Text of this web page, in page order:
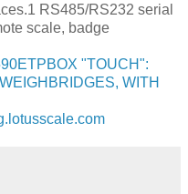
RS485/RS232 serial
scale, badge
"TOUCH":
WITH